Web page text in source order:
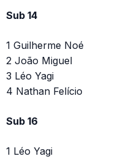
Sub 14
1 Guilherme Noé
2 João Miguel
3 Léo Yagi
4 Nathan Felício
Sub 16
1 Léo Yagi